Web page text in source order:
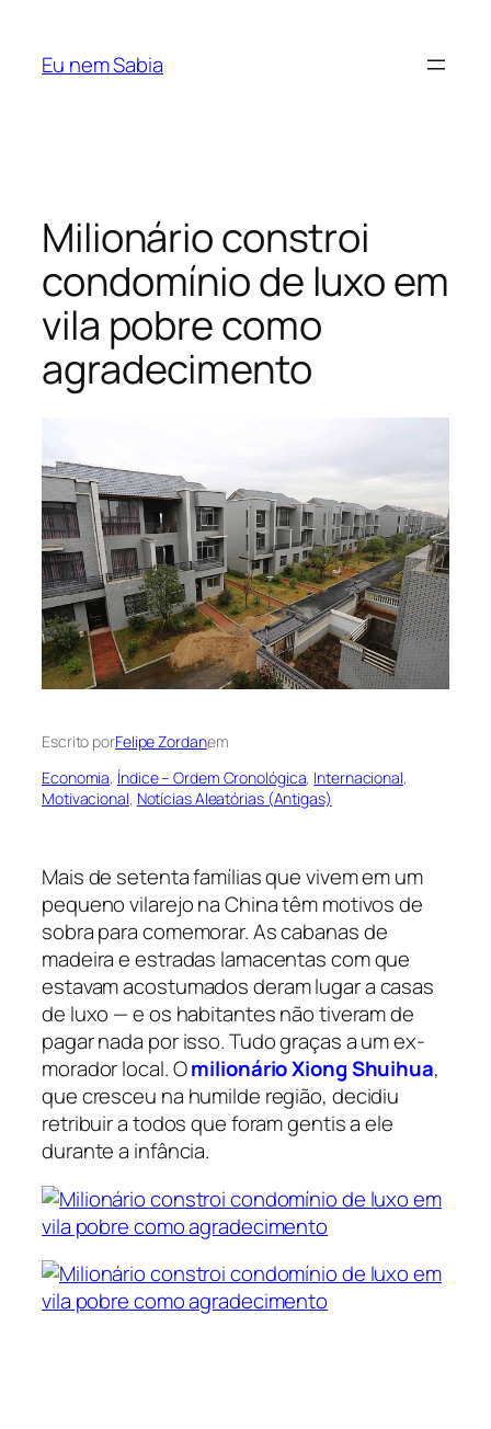
Eu nem Sabia
Milionário constroi
condomínio de luxo em
vila pobre como
agradecimento
Escrito porFelipe Zordanem
Economia, Índice – Ordem Cronológica, Internacional
Motivacional, Notícias Aleatórias (Antigas)
Mais de setenta famílias que vivem em um
pequeno vilarejo na China têm motivos de
sobra para comemorar. As cabanas de
madeira e estradas lamacentas com que
estavam acostumados deram lugar a casas
de luxo — e os habitantes não tiveram de
pagar nada por isso. Tudo graças a um ex-
morador local. Omilionário Xiong Shuihua,
que cresceu na humilde região, decidiu
retribuir a todos que foram gentis a ele
durante a infância.